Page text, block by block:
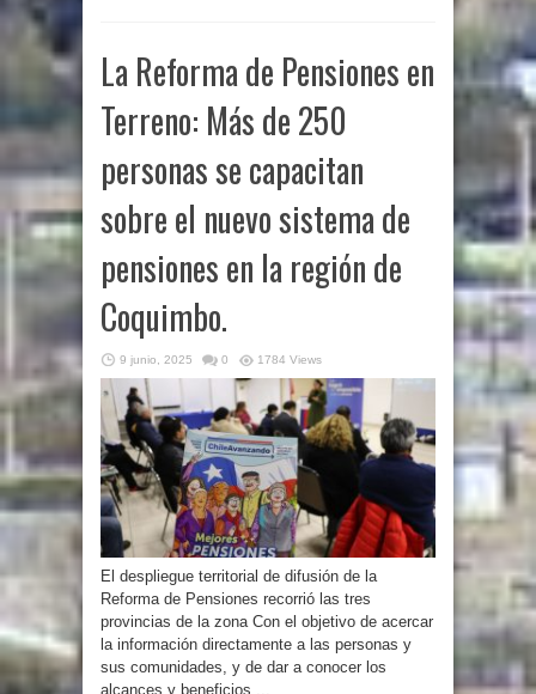
La Reforma de Pensiones en
Terreno: Más de 250
personas se capacitan
sobre el nuevo sistema de
pensiones en la región de
Coquimbo.
9 junio, 2025 0 1784 Views
El despliegue territorial de difusión de la
Reforma de Pensiones recorrió las tres
provincias de la zona Con el objetivo de acercar
la información directamente a las personas y
sus comunidades, y de dar a conocer los
alcances y beneficios ...